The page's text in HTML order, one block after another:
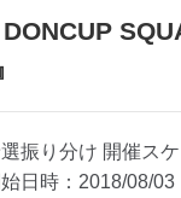
振り分け 開催ス
日時：2018/08/03